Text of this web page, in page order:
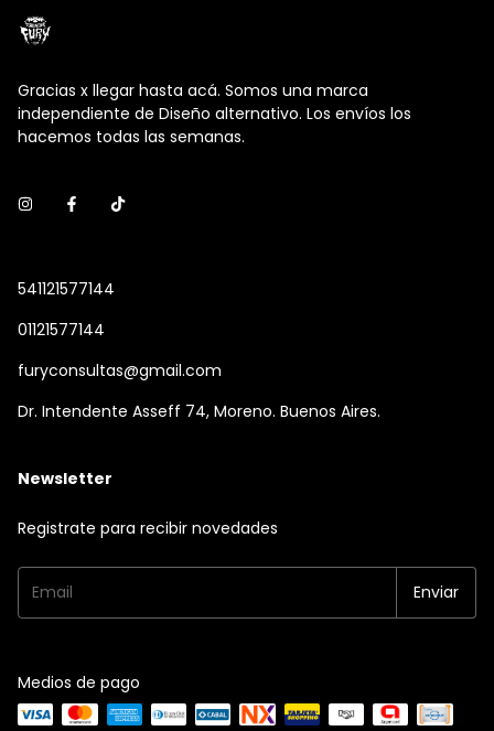
Gracias x llegar hasta acá. Somos una marca
independiente de Diseño alternativo. Los envíos los
hacemos todas las semanas.
541121577144
01121577144
furyconsultas@gmail.com
Dr. Intendente Asseff 74, Moreno. Buenos Aires.
Newsletter
Registrate para recibir novedades
Medios de pago